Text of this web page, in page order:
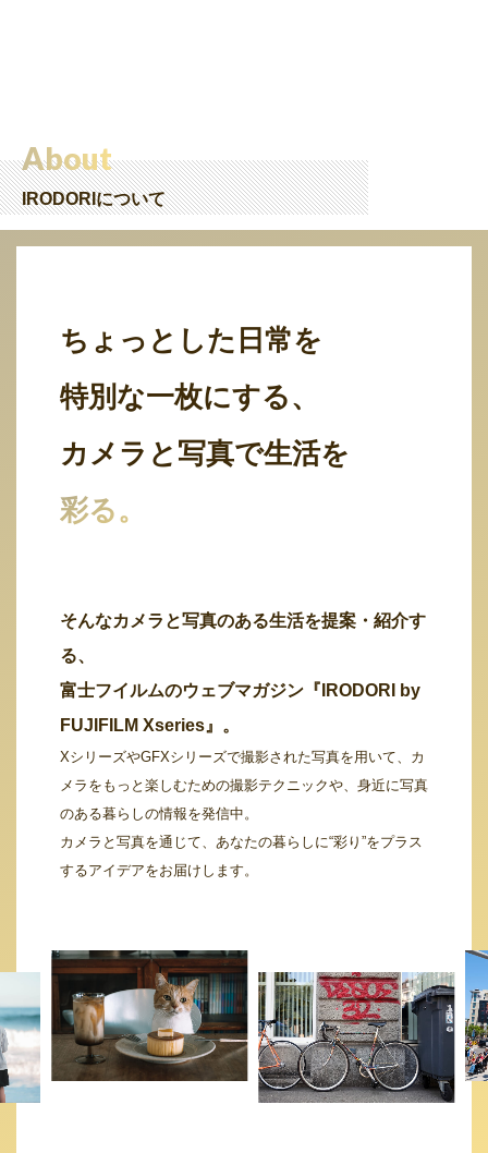
About
IRODORIについて
ちょっとした日常を
特別な一枚にする、
カメラと写真で生活を
彩る。
そんなカメラと写真のある生活を提案・紹介す
る、
富士フイルムのウェブマガジン『IRODORI by
FUJIFILM Xseries』。
XシリーズやGFXシリーズで撮影された写真を用いて、カ
メラをもっと楽しむための撮影テクニックや、身近に写真
のある暮らしの情報を発信中。
カメラと写真を通じて、あなたの暮らしに“彩り”をプラス
するアイデアをお届けします。